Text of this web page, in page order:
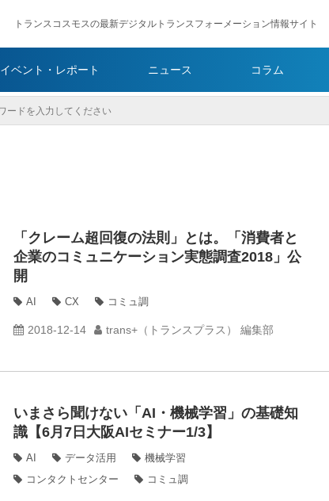
トランスコスモスの最新デジタルトランスフォーメーション情報サイト
イベント・レポート ニュース コラム
「クレーム超回復の法則」とは。「消費者と
企業のコミュニケーション実態調査2018」公
開
AI CX コミュ調
2018-12-14 trans+（トランスプラス） 編集部
いまさら聞けない「AI・機械学習」の基礎知
識【6月7日大阪AIセミナー1/3】
AI データ活用
機械学習
コンタクトセンター
コミュ調